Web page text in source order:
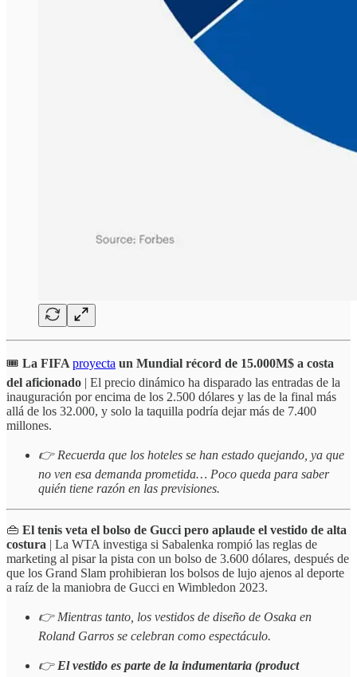
🎟️ La FIFA proyecta un Mundial récord de 15.000M$ a costa
del aficionado | El precio dinámico ha disparado las entradas de la
inauguración por encima de los 2.500 dólares y las de la final más
allá de los 32.000, y solo la taquilla podría dejar más de 7.400
millones.
👉 Recuerda que los hoteles se han estado quejando, ya que
no ven esa demanda prometida… Poco queda para saber
quién tiene razón en las previsiones.
👜 El tenis veta el bolso de Gucci pero aplaude el vestido de alta
costura | La WTA investiga si Sabalenka rompió las reglas de
marketing al pisar la pista con un bolso de 3.600 dólares, después de
que los Grand Slam prohibieran los bolsos de lujo ajenos al deporte
a raíz de la maniobra de Gucci en Wimbledon 2023.
👉 Mientras tanto, los vestidos de diseño de Osaka en
Roland Garros se celebran como espectáculo.
👉 El vestido es parte de la indumentaria (product